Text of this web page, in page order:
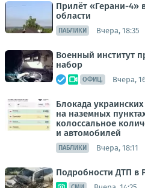
Прилёт «Герани-4»
области
ПАБЛИКИ Вчера, 18:35
Военный институт
набор
ОФИЦ. Вчера,
Блокада
на наземных
колоссальное
и автомобилей
ПАБЛИКИ Вчера, 18:11
Подробности ДТП в